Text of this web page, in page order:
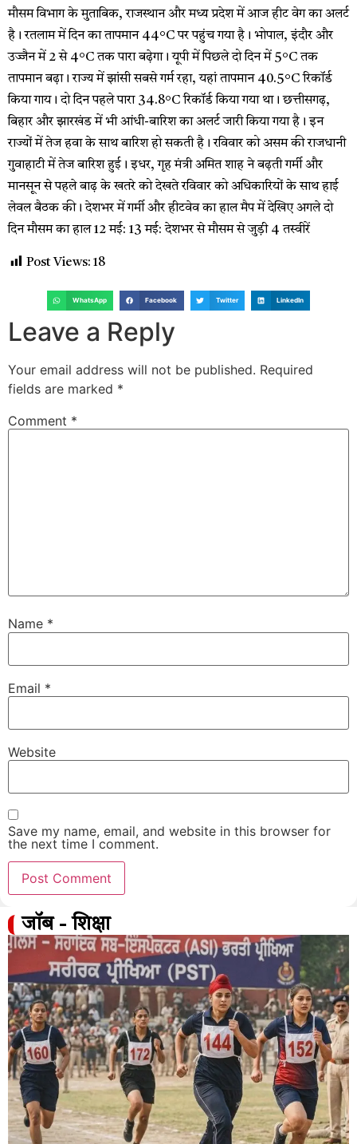
मौसम विभाग के मुताबिक, राजस्थान और मध्य प्रदेश में आज हीट वेग का अलर्ट
है। रतलाम में दिन का तापमान 44°C पर पहुंच गया है। भोपाल, इंदौर और
उज्जैन में 2 से 4°C तक पारा बढ़ेगा। यूपी में पिछले दो दिन में 5°C तक
तापमान बढ़ा। राज्य में झांसी सबसे गर्म रहा, यहां तापमान 40.5°C रिकॉर्ड
किया गाय। दो दिन पहले पारा 34.8°C रिकॉर्ड किया गया था। छत्तीसगढ़,
बिहार और झारखंड में भी आंधी-बारिश का अलर्ट जारी किया गया है। इन
राज्यों में तेज हवा के साथ बारिश हो सकती है। रविवार को असम की राजधानी
गुवाहाटी में तेज बारिश हुई। इधर, गृह मंत्री अमित शाह ने बढ़ती गर्मी और
मानसून से पहले बाढ़ के खतरे को देखते रविवार को अधिकारियों के साथ हाई
लेवल बैठक की। देशभर में गर्मी और हीटवेव का हाल मैप में देखिए अगले दो
दिन मौसम का हाल 12 मई: 13 मई: देशभर से मौसम से जुड़ी 4 तस्वीरें
Post Views: 18
WhatsApp Facebook Twitter LinkedIn
Leave a Reply
Your email address will not be published. Required
fields are marked *
Comment *
Name *
Email *
Website
Save my name, email, and website in this browser for
the next time I comment.
जॉब - शिक्षा